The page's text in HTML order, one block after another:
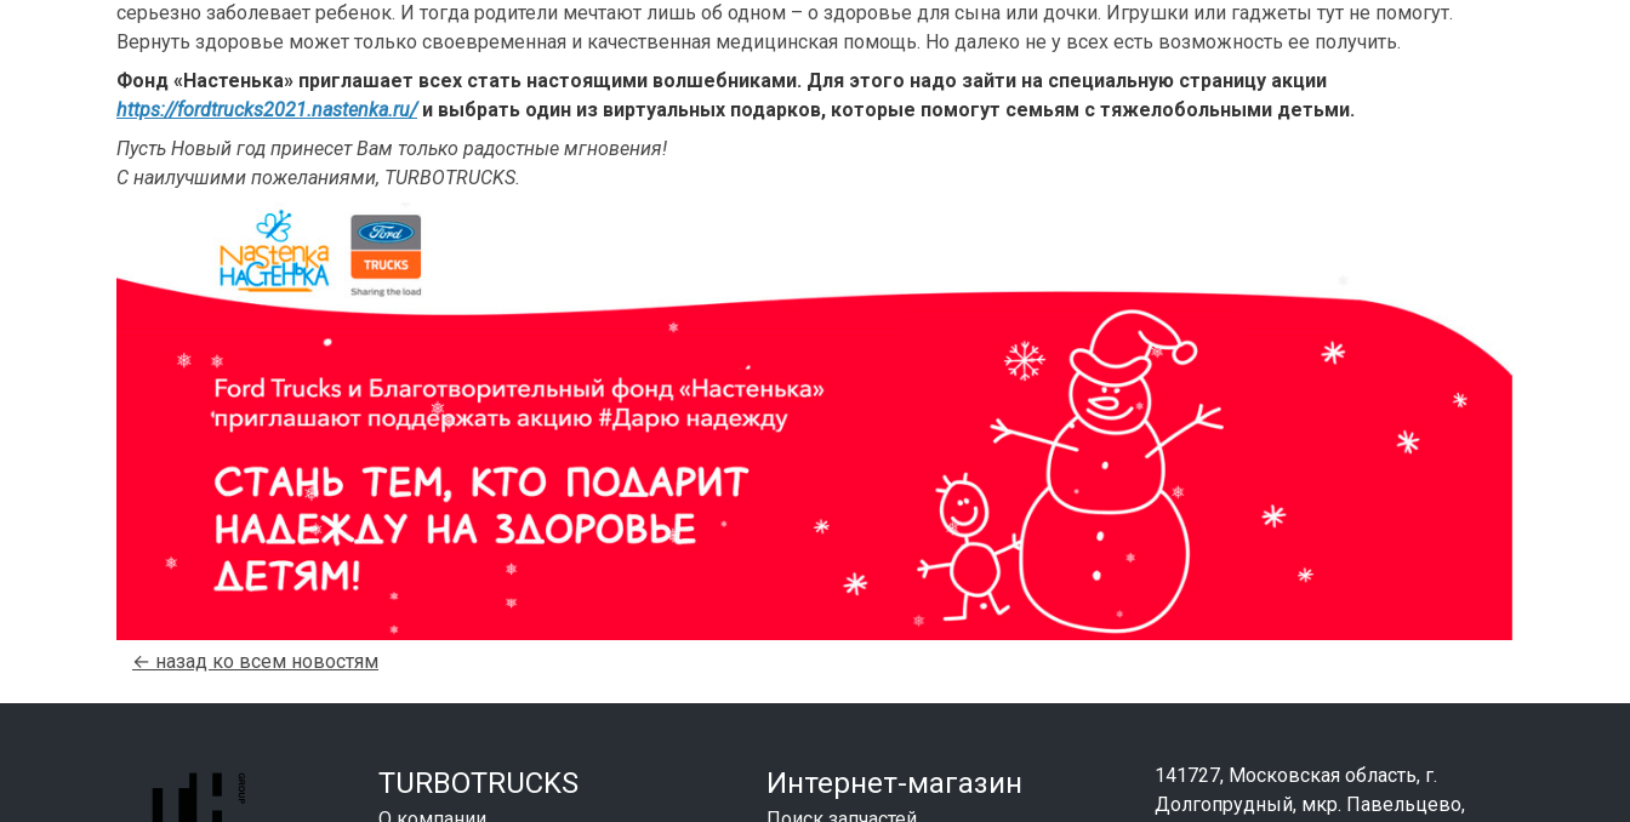
серьезно заболевает ребенок. И тогда родители мечтают лишь об одном – о здоровье для сына или дочки. Игрушки или гаджеты тут не помогут.
Вернуть здоровье может только своевременная и качественная медицинская помощь. Но далеко не у всех есть возможность ее получить.
Фонд «Настенька» приглашает всех стать настоящими волшебниками. Для этого надо зайти на специальную страницу акции
https://fordtrucks2021.nastenka.ru/и выбрать один из виртуальных подарков, которые помогут семьям с тяжелобольными детьми.
Пусть Новый год принесет Вам только радостные мгновения!
С наилучшими пожеланиями, TURBOTRUCKS.
← назад ко всем новостям
TURBOTRUCKS Интернет-магазин
141727, Московская область, г.
Долгопрудный, мкр. Павельцево,